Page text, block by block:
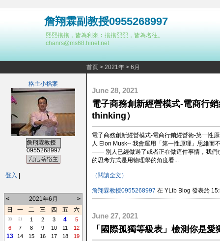
詹翔霖副教授0955268997
熙熙攘攘，皆為利來﹔攘攘熙熙，皆為名往。
chanrs@ms68.hinet.net
首頁 > 2021年 > 6月
格主小檔案
詹翔霖教授
0955268997
登入
< 2021年6月
>
日
一 二 三 四 五 六
30 31 1 2 3 4
5
6
7 8 9 10 11 12
13 14 15 16 17 18
19
June 28, 2021
電子商務創新經營模式-電商行
thinking）
電子商務創新經營模式-電商行銷經營術-第一性
人 Elon Musk-- 我會運用「第一性原理」思維而
— — 別人已經做過了或者正在做這件事情，我們
的思考方式是用物理學的角度看...
（閱讀全文）
詹翔霖教授0955268997 在 YLib Blog 發表於
June 27, 2021
「國際孤獨等級表」檢測你是